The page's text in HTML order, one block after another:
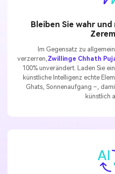
Bleiben Sie wahr
Im Gegensatz zu
verzerren,Zwillinge Chhath
100% unverändert. Laden Sie
künstliche Intelligenz echte
Ghats, Sonnenaufgang –,
künstlich